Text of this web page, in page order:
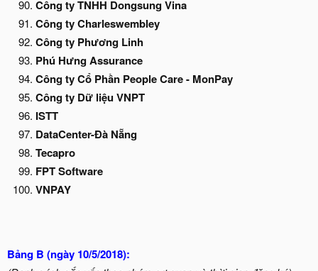
Công ty TNHH Dongsung Vina
Công ty Charleswembley
Công ty Phương Linh
Phú Hưng Assurance
Công ty Cổ Phần People Care - MonPay
Công ty Dữ liệu VNPT
ISTT
DataCenter-Đà Nẵng
Tecapro
FPT Software
VNPAY
Bảng B (ngày 10/5/2018):